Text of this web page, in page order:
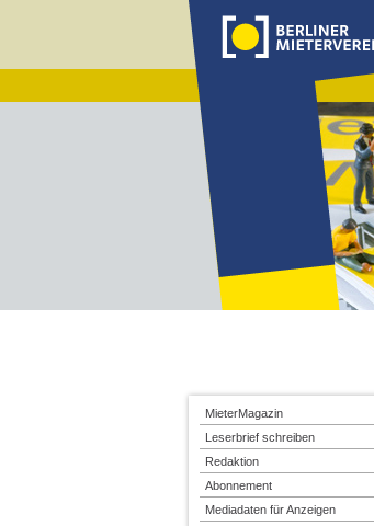
MieterMagazin
Leserbrief schreiben
Redaktion
Abonnement
Mediadaten für Anzeigen